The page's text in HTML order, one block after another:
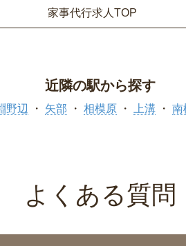
家事代行求人TOP
近隣の駅から探す
野辺 矢部 相模原 上溝 南
よくある質問